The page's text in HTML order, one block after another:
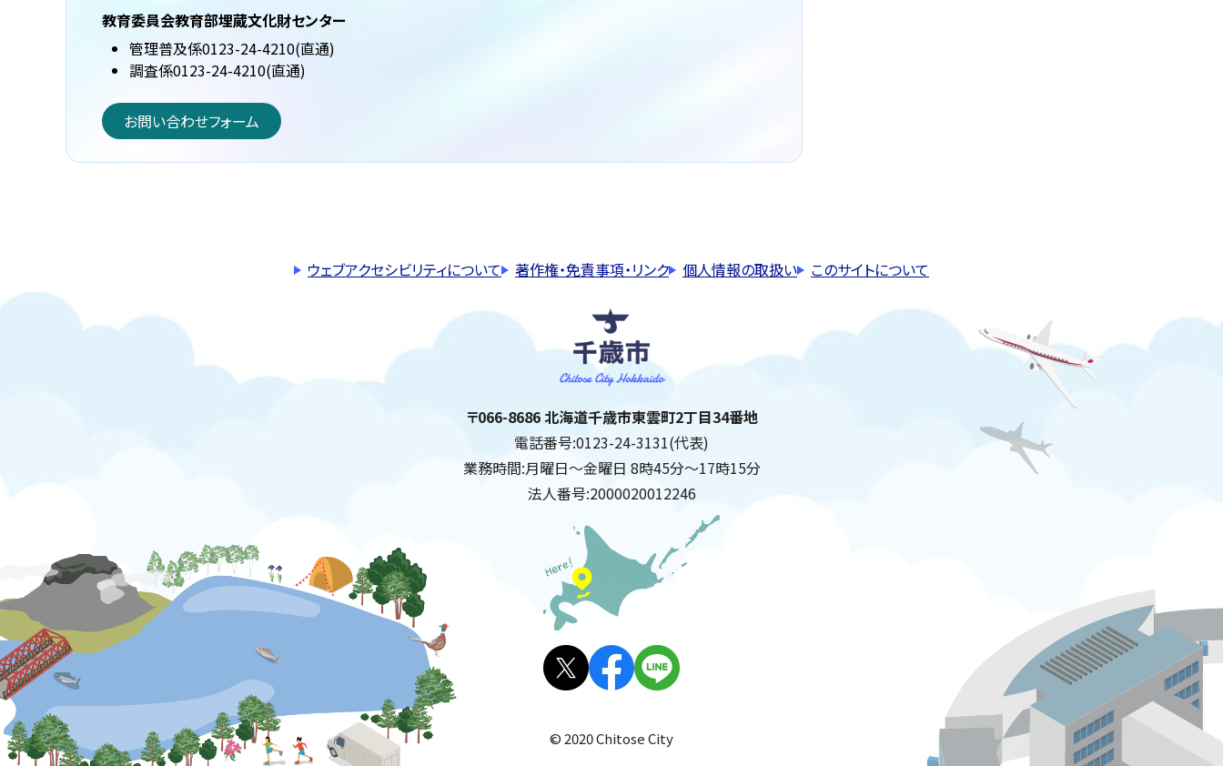
教育委員会教育部埋蔵文化財センター
管理普及係0123-24-4210(直通)
調査係0123-24-4210(直通)
お問い合わせフォーム
ウェブアクセシビリティについて 著作権・免責事項・リンク 個人情報の取扱い このサイトについて
千歳市
住所:
〒066-8686 北海道千歳市東雲町2丁目34番地
電話番号:0123-24-3131(代表)
業務時間:月曜日～金曜日 8時45分～17時15分
法人番号:2000020012246
公式SNS
er)
© 2020 Chitose City